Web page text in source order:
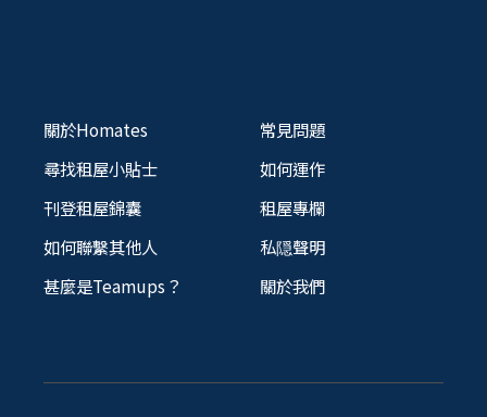
關於Homates
尋找租屋小貼士
刊登租屋錦囊
如何聯繫其他人
甚麼是Teamups？
常見問題
如何運作
租屋專欄
私隠聲明
關於我們